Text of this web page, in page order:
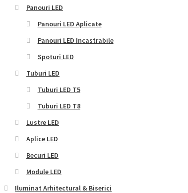
Panouri LED
Panouri LED Aplicate
Panouri LED Incastrabile
Spoturi LED
Tuburi LED
Tuburi LED T5
Tuburi LED T8
Lustre LED
Aplice LED
Becuri LED
Module LED
Iluminat Arhitectural & Biserici